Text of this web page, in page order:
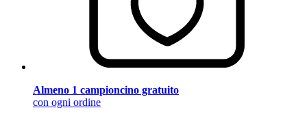
Almeno 1 campioncino gratuito
con ogni ordine